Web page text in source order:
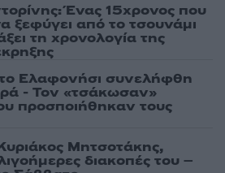
Ένας 15χρονος που
ξεφύγει από το τσουνάμι
τη χρονολογία της
Ελαφονήσι συνελήφθη
- Τον «τσάκωσαν»
προσποιήθηκαν τους
Μητσοτάκης,
διακοπές του –